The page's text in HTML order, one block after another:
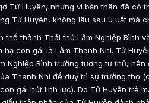
Tử Huyên, nhưng vì bản thân đã có
Tử Huyên, không lâu sau u uất mà
thế thành Thái thú Lâm Nghiệp Bình
con gái là Lâm Thanh Nhi. Tử
Nghiệp Bình trường tương tư thủ, nên
Thanh Nhi để duy trì sự trường thọ
gái hút linh lực). Do Tử Huyên trẻ